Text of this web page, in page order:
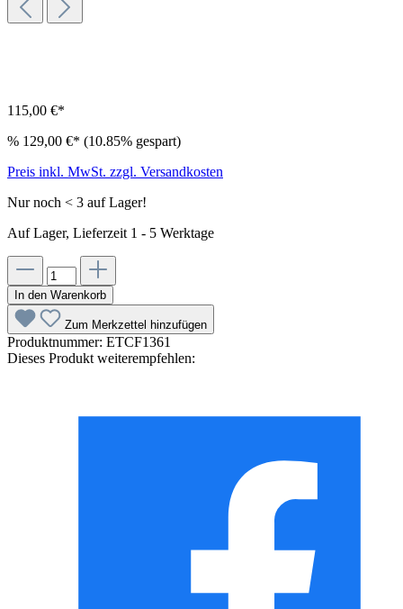
115,00 €*
% 129,00 €* (10.85% gespart)
Preis inkl. MwSt. zzgl. Versandkosten
Nur noch < 3 auf Lager!
Auf Lager, Lieferzeit 1 - 5 Werktage
In den Warenkorb
Zum Merkzettel hinzufügen
Produktnummer: ETCF1361
Dieses Produkt weiterempfehlen: